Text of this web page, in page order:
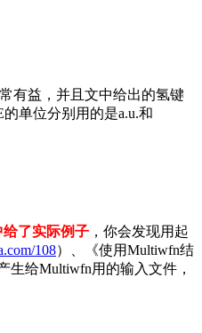
有益，并且文中给出的氢键
单位分别用的是a.u.和
给了实际例子 ，你会发现用起
108）、《使用Multiwfn结
生给Multiwfn用的输入文件，